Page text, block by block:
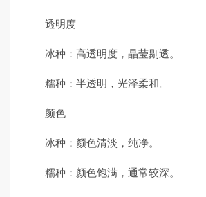
透明度
冰种：高透明度，晶莹剔透。
糯种：半透明，光泽柔和。
颜色
冰种：颜色清淡，纯净。
糯种：颜色饱满，通常较深。